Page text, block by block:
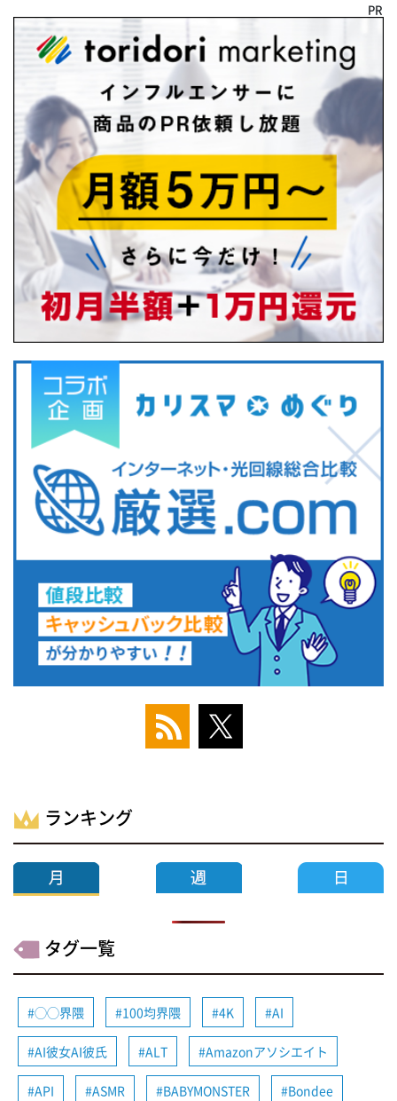
PR
ランキング
タグ一覧
◯◯界隈 100均界隈 4K AI
AI彼女AI彼氏 ALT Amazonアソシエイト
API ASMR BABYMONSTER Bondee